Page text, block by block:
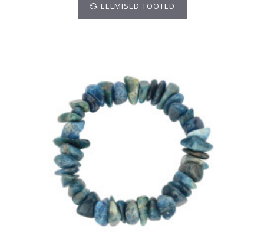
EELMISED TOOTED